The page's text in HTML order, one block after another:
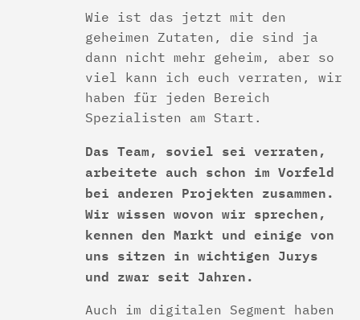
Wie ist das jetzt mit den
geheimen Zutaten, die sind ja
dann nicht mehr geheim, aber so
viel kann ich euch verraten, wir
haben für jeden Bereich
Spezialisten am Start.
Das Team, soviel sei verraten,
arbeitete auch schon im Vorfeld
bei anderen Projekten zusammen.
Wir wissen wovon wir sprechen,
kennen den Markt und einige von
uns sitzen in wichtigen Jurys
und zwar seit Jahren.
Auch im digitalen Segment haben